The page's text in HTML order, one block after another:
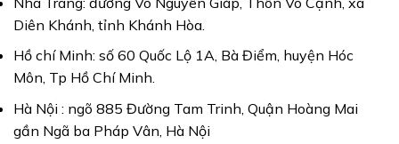
Diên Khánh, tỉnh Khánh Hòa.
Hồ chí Minh: số 60 Quốc Lộ 1A, Bà Điểm, huyện Hóc
Môn, Tp Hồ Chí Minh.
Hà Nội : ngõ 885 Đường Tam Trinh, Quận Hoàng Mai
gần Ngã ba Pháp Vân, Hà Nội